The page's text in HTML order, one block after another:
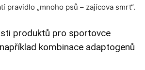
pravidlo „mnoho psů – zajícova smrt“.
produktů pro sportovce
kombinace adaptogenů